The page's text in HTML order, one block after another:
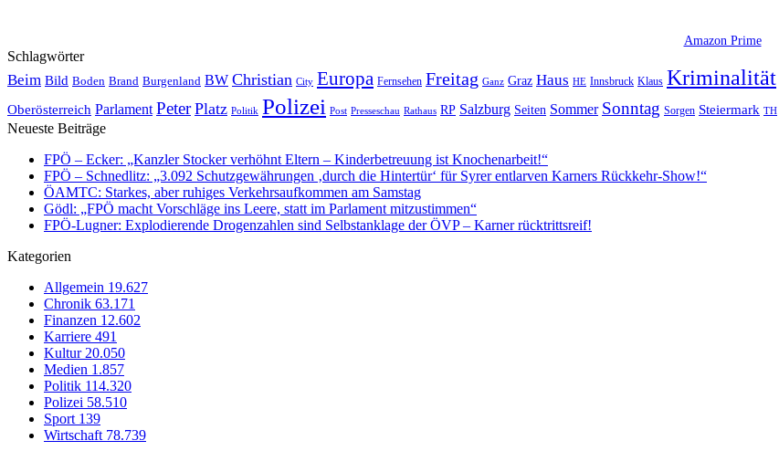
Amazon Prime
Schlagwörter
Beim Bild Boden Brand Burgenland BW Christian City Europa Fernsehen Freitag Ganz Graz Haus HE Innsbruck Klaus Kriminalität
Oberösterreich Parlament Peter Platz Politik Polizei Post Presseschau Rathaus RP Salzburg Seiten Sommer Sonntag Sorgen Steiermark TH
Neueste Beiträge
FPÖ – Ecker: „Kanzler Stocker verhöhnt Eltern – Kinderbetreuung ist Knochenarbeit!“
FPÖ – Schnedlitz: „3.092 Schutzgewährungen ‚durch die Hintertür‘ für Syrer entlarven Karners Rückkehr-Show!“
ÖAMTC: Starkes, aber ruhiges Verkehrsaufkommen am Samstag
Gödl: „FPÖ macht Vorschläge ins Leere, statt im Parlament mitzustimmen“
FPÖ-Lugner: Explodierende Drogenzahlen sind Selbstanklage der ÖVP – Karner rücktrittsreif!
Kategorien
Allgemein 19.627
Chronik 63.171
Finanzen 12.602
Karriere 491
Kultur 20.050
Medien 1.857
Politik 114.320
Polizei 58.510
Sport 139
Wirtschaft 78.739